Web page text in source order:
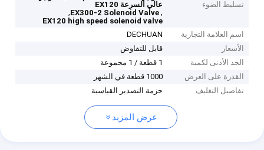
تسليط الضوء
عالي السرعة EX120
,
EX300-2 Solenoid Valve
,
EX120 high speed solenoid valve
اسم العلامة التجارية
DECHUAN
الأسعار
قابل للتفاوض
الحد الأدنى لكمية
1 قطعة / 1 مجموعة
القدرة على العرض
1000 قطعة في الشهر
تفاصيل التغليف
حزمة التصدير القياسية
عرض المزيد